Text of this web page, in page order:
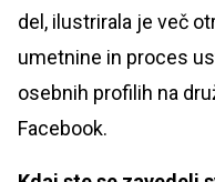
del, ilustrirala je več
umetnine in proces
osebnih profilih na
Facebook.